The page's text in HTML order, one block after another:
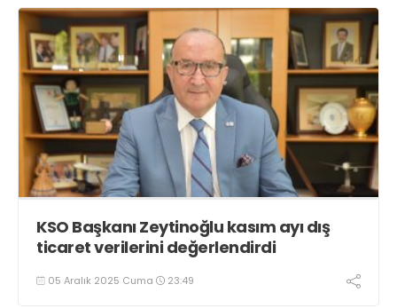
KSO Başkanı Zeytinoğlu kasım ayı dış
ticaret verilerini değerlendirdi
05 Aralık 2025 Cuma 23:49